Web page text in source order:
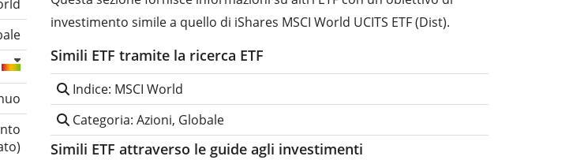
)
investimento simile a quello di iShares MSCI World UCITS ETF (Dist).
Simili ETF tramite la ricerca ETF
Indice: MSCI World
Categoria: Azioni, Globale
Simili ETF attraverso le guide agli investimenti